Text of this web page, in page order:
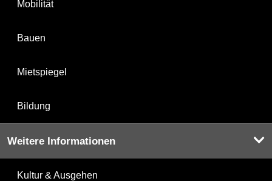
Mobilität
Bauen
Mietspiegel
Bildung
Weitere Informationen
Kultur & Ausgehen